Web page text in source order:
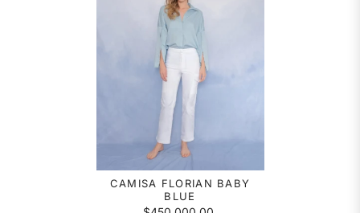
CAMISA FLORIAN BABY
BLUE